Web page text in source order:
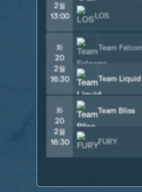
2월
13:00
LOS
화
20
2월
16:30
Team
Team
화
20
2월
16:30
Team Bliss
FURY